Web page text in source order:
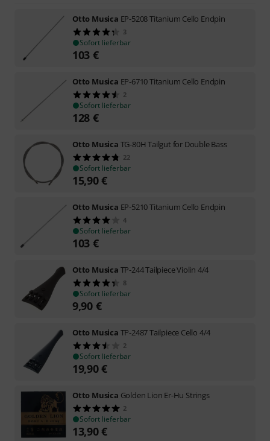
Otto Musica EP-5208 Titanium Cello Endpin
3
Sofort lieferbar
103 €
Otto Musica EP-6710 Titanium Cello Endpin
2
Sofort lieferbar
128 €
Otto Musica TG-80H Tailgut for Double Bass
22
Sofort lieferbar
15,90€
Otto Musica EP-5210 Titanium Cello Endpin
4
Sofort lieferbar
103 €
Otto Musica TP-244 Tailpiece Violin 4/4
8
Sofort lieferbar
9,90 €
Otto Musica TP-2487 Tailpiece Cello 4/4
2
Sofort lieferbar
19,90€
Otto Musica Golden Lion Er-Hu Strings
2
Sofort lieferbar
13,90€